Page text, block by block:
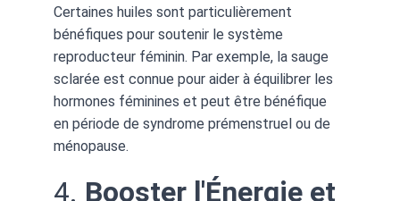
Certaines huiles sont particulièrement
bénéfiques pour soutenir le système
reproducteur féminin. Par exemple, la sauge
sclarée est connue pour aider à équilibrer les
hormones féminines et peut être bénéfique
en période de syndrome prémenstruel ou de
ménopause.
4. Booster l'Énergie et